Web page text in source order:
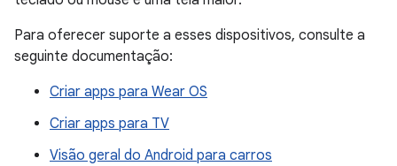
Para oferecer suporte a esses dispositivos, consulte a
seguinte documentação:
Criar apps para Wear OS
Criar apps para TV
Visão geral do Android para carros